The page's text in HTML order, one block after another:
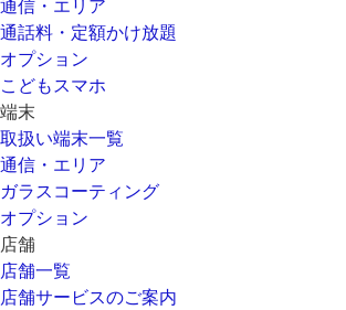
通信・エリア
通話料・定額かけ放題
オプション
こどもスマホ
端末
取扱い端末一覧
通信・エリア
ガラスコーティング
オプション
店舗
店舗一覧
店舗サービスのご案内